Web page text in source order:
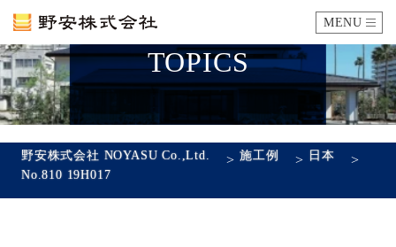
MENU
カタログ
TOPICS
野安株式会社 NOYASU Co.,Ltd. >施工例 > 日本 >
No.810 19H017